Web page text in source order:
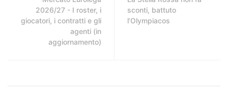
2026/27 - I roster, i
giocatori, i contratti e gli
agenti (in
aggiornamento)
sconti, battuto
l’Olympiacos